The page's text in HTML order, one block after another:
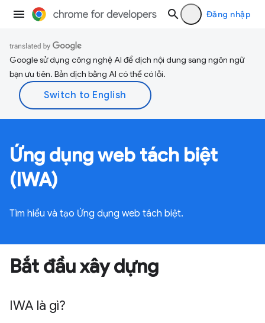
Đăng nhập
Google sử dụng công nghệ AI để dịch nội dung sang ngôn ngữ
bạn ưu tiên. Bản dịch bằng AI có thể có lỗi.
Ứng dụng web tách biệt
(IWA)
Tìm hiểu và tạo Ứng dụng web tách biệt.
Bắt đầu xây dựng
IWA là gì?